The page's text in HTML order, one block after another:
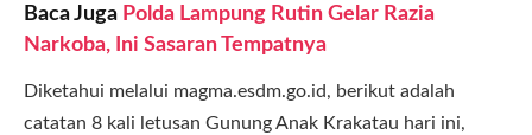
Baca Juga Polda Lampung Rutin Gelar Razia
Narkoba, Ini Sasaran Tempatnya
Diketahui melalui magma.esdm.go.id, berikut adalah
catatan 8 kali letusan Gunung Anak Krakatau hari ini,